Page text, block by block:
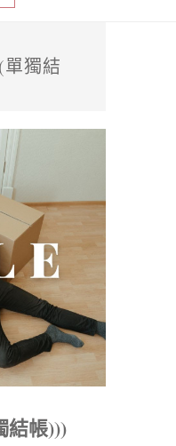
獨結
結帳)))